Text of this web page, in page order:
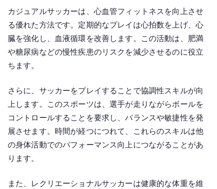
カジュアルサッカーは、心血管フィットネスを向上させ
る優れた方法です。定期的なプレイは心拍数を上げ、心
臓を強化し、血液循環を改善します。この活動は、肥満
や糖尿病などの慢性疾患のリスクを減少させるのに役立
ちます。
さらに、サッカーをプレイすることで協調性スキルが向
上します。このスポーツは、選手が走りながらボールを
コントロールすることを要求し、バランスや敏捷性を発
展させます。時間が経つにつれて、これらのスキルは他
の身体活動でのパフォーマンス向上につながることがあ
ります。
また、レクリエーショナルサッカーは健康的な体重を維